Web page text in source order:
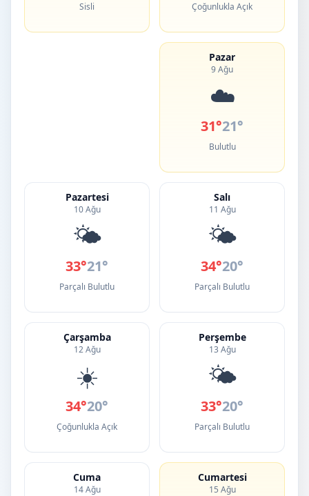
Sisli Çoğunlukla Açık
Pazar
9 Ağu
☁️
31°21°
Bulutlu
Pazartesi
10 Ağu
🌤️
33°21°
Parçalı Bulutlu
Salı
11 Ağu
🌤️
34°20°
Parçalı Bulutlu
Çarşamba
12 Ağu
☀️
34°20°
Çoğunlukla Açık
Perşembe
13 Ağu
🌤️
33°20°
Parçalı Bulutlu
Cuma
14 Ağu
Cumartesi
15 Ağu